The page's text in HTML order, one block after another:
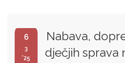
6
3
'25
Nabava,
dječjih sprava